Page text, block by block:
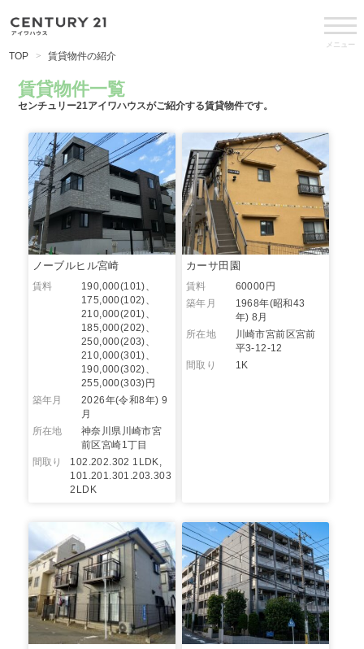
メニュー
TOP 賃貸物件の紹介
賃貸物件一覧
センチュリー21アイワハウスがご紹介する賃貸物件です。
ノーブルヒル宮崎
賃料
190,000(101)、
175,000(102)、
210,000(201)、
185,000(202)、
250,000(203)、
210,000(301)、
190,000(302)、
255,000(303)円
築年月
2026年(令和8年) 9
月
所在地
神奈川県川崎市宮
前区宮崎1丁目
間取り
102.202.302 1LDK,
101.201.301.203.303
2LDK
カーサ田園
賃料
60000円
築年月
1968年(昭和43
年) 8月
所在地
川崎市宮前区宮前
平3-12-12
間取り
1K